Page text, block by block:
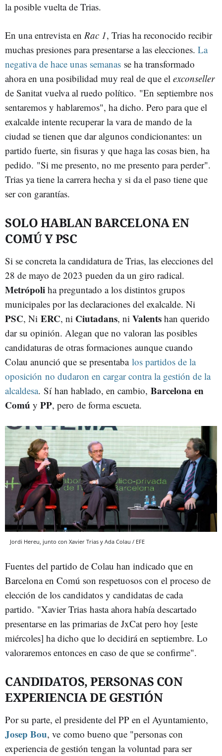
la posible vuelta de Trias.
En una entrevista en Rac 1, Trias ha reconocido recibir
muchas presiones para presentarse a las elecciones. La
negativa de hace unas semanas se ha transformado
ahora en una posibilidad muy real de que el exconseller
de Sanitat vuelva al ruedo político. "En septiembre nos
sentaremos y hablaremos", ha dicho. Pero para que el
exalcalde intente recuperar la vara de mando de la
ciudad se tienen que dar algunos condicionantes: un
partido fuerte, sin fisuras y que haga las cosas bien, ha
pedido. "Si me presento, no me presento para perder".
Trias ya tiene la carrera hecha y si da el paso tiene que
ser con garantías.
SOLO HABLAN BARCELONA EN
COMÚ Y PSC
Si se concreta la candidatura de Trias, las elecciones del
28 de mayo de 2023 pueden da un giro radical.
Metrópoli ha preguntado a los distintos grupos
municipales por las declaraciones del exalcalde. Ni
PSC, Ni ERC, ni Ciutadans, ni Valents han querido
dar su opinión. Alegan que no valoran las posibles
candidaturas de otras formaciones aunque cuando
Colau anunció que se presentaba los partidos de la
oposición no dudaron en cargar contra la gestión de la
alcaldesa. Sí han hablado, en cambio, Barcelona en
Comú y PP, pero de forma escueta.
Jordi Hereu, junto con Xavier Trias y Ada Colau / EFE
Fuentes del partido de Colau han indicado que en
Barcelona en Comú son respetuosos con el proceso de
elección de los candidatos y candidatas de cada
partido. "Xavier Trias hasta ahora había descartado
presentarse en las primarias de JxCat pero hoy [este
miércoles] ha dicho que lo decidirá en septiembre. Lo
valoraremos entonces en caso de que se confirme".
CANDIDATOS, PERSONAS CON
EXPERIENCIA DE GESTIÓN
Por su parte, el presidente del PP en el Ayuntamiento,
Josep Bou, ve como bueno que "personas con
experiencia de gestión tengan la voluntad para ser